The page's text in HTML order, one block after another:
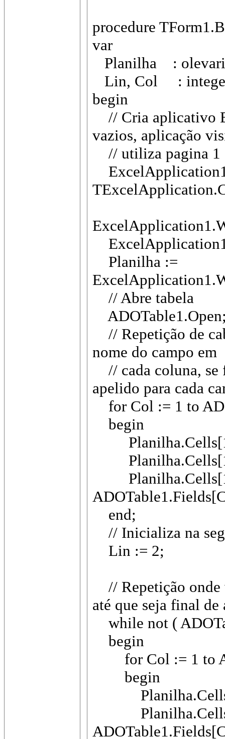
procedure
var
Planilha :
Lin, Col :
begin
// Cria aplicativo
vazios, aplicação
// utiliza pagina 1
Planilha :=
// Abre tabela
// Repetição de
nome do campo em
// cada coluna, se
apelido para cada
for Col := 1 to
begin
end;
// Inicializa na
Lin := 2;
// Repetição onde
até que seja final
while not (
begin
for Col := 1 to
begin